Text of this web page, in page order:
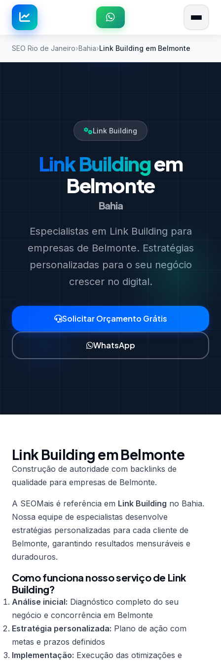
SEO Rio de Janeiro Bahia Link Building em Belmonte
Link Building
Link Buildingem
Belmonte
Bahia
Especialistas em Link Building para
empresas de Belmonte. Estratégias
personalizadas para o seu negócio
crescer no digital.
Solicitar Orçamento Grátis
WhatsApp
Link Building em Belmonte
Construção de autoridade com backlinks de
qualidade para empresas de Belmonte.
A SEOMais é referência em Link Building no Bahia.
Nossa equipe de especialistas desenvolve
estratégias personalizadas para cada cliente de
Belmonte, garantindo resultados mensuráveis e
duradouros.
Como funciona nosso serviço de Link
Building?
Análise inicial: Diagnóstico completo do seu
negócio e concorrência em Belmonte
Estratégia personalizada: Plano de ação com
metas e prazos definidos
Implementação: Execução das otimizações e